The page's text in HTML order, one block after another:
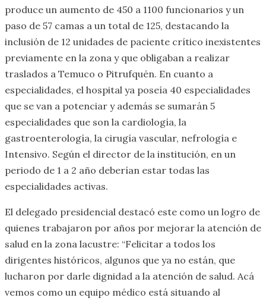
produce un aumento de 450 a 1100 funcionarios y un
paso de 57 camas a un total de 125, destacando la
inclusión de 12 unidades de paciente crítico inexistentes
previamente en la zona y que obligaban a realizar
traslados a Temuco o Pitrufquén. En cuanto a
especialidades, el hospital ya poseía 40 especialidades
que se van a potenciar y además se sumarán 5
especialidades que son la cardiología, la
gastroenterología, la cirugía vascular, nefrología e
Intensivo. Según el director de la institución, en un
periodo de 1 a 2 año deberían estar todas las
especialidades activas.
El delegado presidencial destacó este como un logro de
quienes trabajaron por años por mejorar la atención de
salud en la zona lacustre: “Felicitar a todos los
dirigentes históricos, algunos que ya no están, que
lucharon por darle dignidad a la atención de salud. Acá
vemos como un equipo médico está situando al